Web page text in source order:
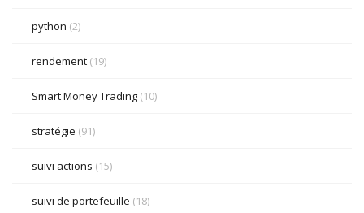
python (2)
rendement (19)
Smart Money Trading (10)
stratégie (91)
suivi actions (15)
suivi de portefeuille (18)